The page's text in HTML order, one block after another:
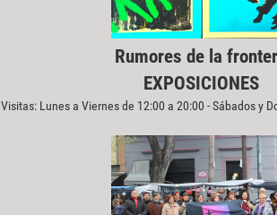
Rumores de la
EXPOSICIONES
Visitas: Lunes a Viernes de 12:00 a 20:00 - Sábados y